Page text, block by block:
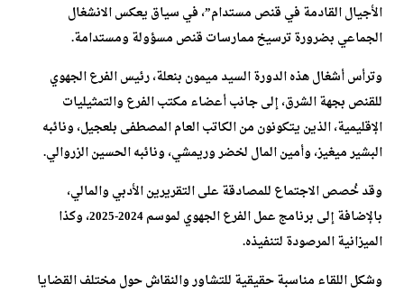
الأجيال القادمة في قنص مستدام”، في سياق يعكس الانشغال
الجماعي بضرورة ترسيخ ممارسات قنص مسؤولة ومستدامة.
وترأس أشغال هذه الدورة السيد ميمون بنعلة، رئيس الفرع الجهوي
للقنص بجهة الشرق، إلى جانب أعضاء مكتب الفرع والتمثيليات
الإقليمية، الذين يتكونون من الكاتب العام المصطفى بلعجيل، ونائبه
البشير ميغيز، وأمين المال لخضر وريمشي، ونائبه الحسين الزروالي.
وقد خُصص الاجتماع للمصادقة على التقريرين الأدبي والمالي،
بالإضافة إلى برنامج عمل الفرع الجهوي لموسم 2024-2025، وكذا
الميزانية المرصودة لتنفيذه.
وشكل اللقاء مناسبة حقيقية للتشاور والنقاش حول مختلف القضايا